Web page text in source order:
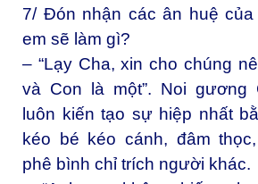
7/ Đón nhận các ân huệ của
em sẽ làm gì?
– “Lạy Cha, xin cho chúng
và Con là một”. Noi gương
luôn kiến tạo sự hiệp nhất
kéo bé kéo cánh, đâm
phê bình chỉ trích người khác.